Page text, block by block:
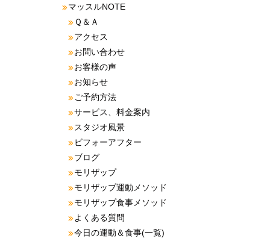
マッスルNOTE
Ｑ＆Ａ
アクセス
お問い合わせ
お客様の声
お知らせ
ご予約方法
サービス、料金案内
スタジオ風景
ビフォーアフター
ブログ
モリザップ
モリザップ運動メソッド
モリザップ食事メソッド
よくある質問
今日の運動＆食事(一覧)